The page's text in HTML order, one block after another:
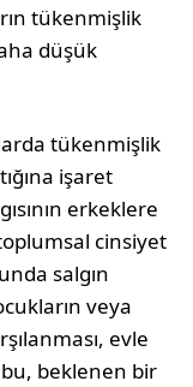
tükenmişlik
düşük
tükenmişlik
işaret
erkeklere
cinsiyet
salgın
veya
evle
beklenen bir